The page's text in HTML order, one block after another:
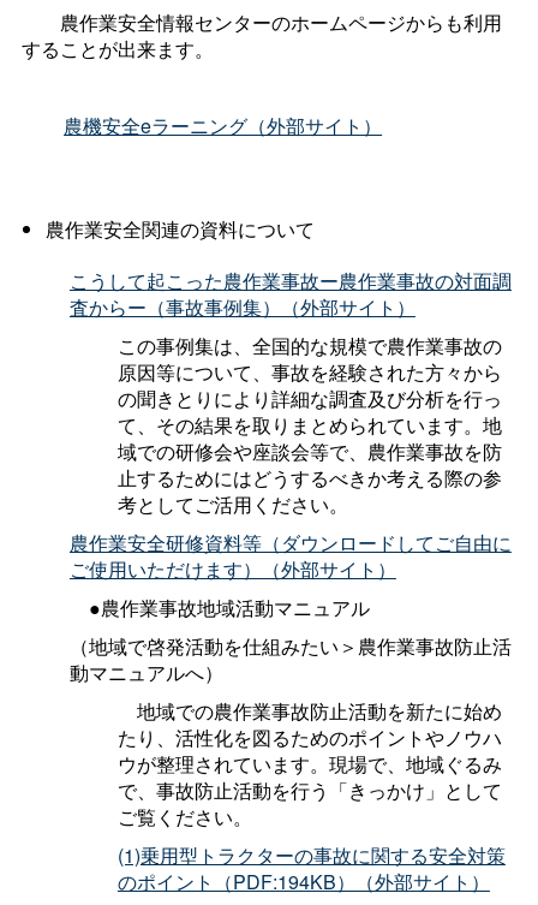
農作業安全情報センターのホームページからも利用
することが出来ます。
農機安全eラーニング（外部サイト）
農作業安全関連の資料について
こうして起こった農作業事故ー農作業事故の対面調
査からー（事故事例集）（外部サイト）
この事例集は、全国的な規模で農作業事故の
原因等について、事故を経験された方々から
の聞きとりにより詳細な調査及び分析を行っ
て、その結果を取りまとめられています。地
域での研修会や座談会等で、農作業事故を防
止するためにはどうするべきか考える際の参
考としてご活用ください。
農作業安全研修資料等（ダウンロードしてご自由に
ご使用いただけます）（外部サイト）
●農作業事故地域活動マニュアル
（地域で啓発活動を仕組みたい＞農作業事故防止活
動マニュアルへ）
地域での農作業事故防止活動を新たに始め
たり、活性化を図るためのポイントやノウハ
ウが整理されています。現場で、地域ぐるみ
で、事故防止活動を行う「きっかけ」として
ご覧ください。
(1)乗用型トラクターの事故に関する安全対策
のポイント（PDF:194KB）（外部サイト）